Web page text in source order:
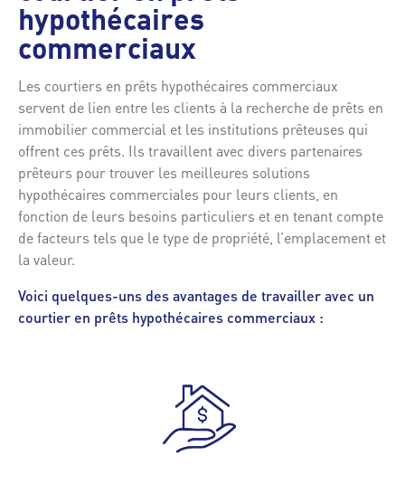
hypothécaires
commerciaux
Les courtiers en prêts hypothécaires commerciaux
servent de lien entre les clients à la recherche de prêts en
immobilier commercial et les institutions prêteuses qui
offrent ces prêts. Ils travaillent avec divers partenaires
prêteurs pour trouver les meilleures solutions
hypothécaires commerciales pour leurs clients, en
fonction de leurs besoins particuliers et en tenant compte
de facteurs tels que le type de propriété, l’emplacement et
la valeur.
Voici quelques-uns des avantages de travailler avec un
courtier en prêts hypothécaires commerciaux :